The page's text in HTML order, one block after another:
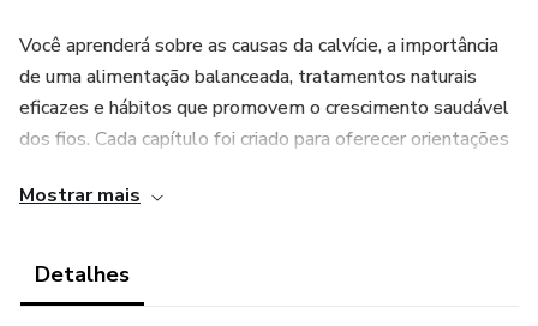
Você aprenderá sobre as causas da calvície, a importância
de uma alimentação balanceada, tratamentos naturais
eficazes e hábitos que promovem o crescimento saudável
dos fios. Cada capítulo foi criado para oferecer orientações
garantindo resultados consistentes.
Com passo a passo detalhado, você terá acesso a dicas
Mostrar mais
Detalhes